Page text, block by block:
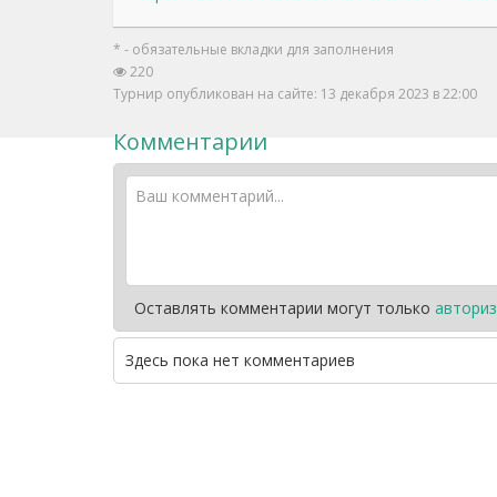
* - обязательные вкладки для заполнения
220
Турнир опубликован на сайте: 13 декабря 2023 в 22:00
Комментарии
Оставлять комментарии могут только
Здесь пока нет комментариев